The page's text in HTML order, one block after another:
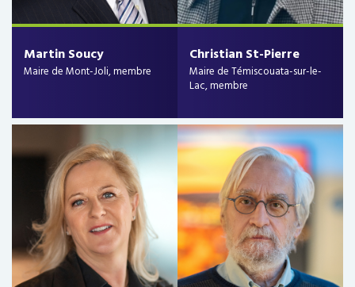
Martin Soucy
Maire de Mont-Joli, membre
Christian St-Pierre
Maire de Témiscouata-sur-le-
Lac, membre